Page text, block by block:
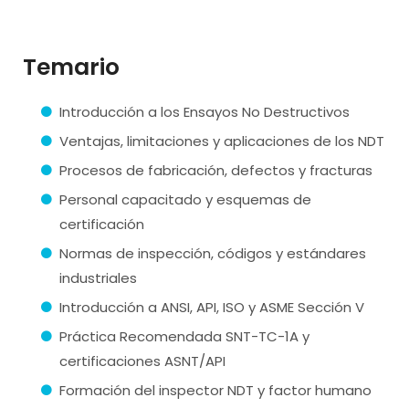
Temario
Introducción a los Ensayos No Destructivos
Ventajas, limitaciones y aplicaciones de los NDT
Procesos de fabricación, defectos y fracturas
Personal capacitado y esquemas de
certificación
Normas de inspección, códigos y estándares
industriales
Introducción a ANSI, API, ISO y ASME Sección V
Práctica Recomendada SNT-TC-1A y
certificaciones ASNT/API
Formación del inspector NDT y factor humano